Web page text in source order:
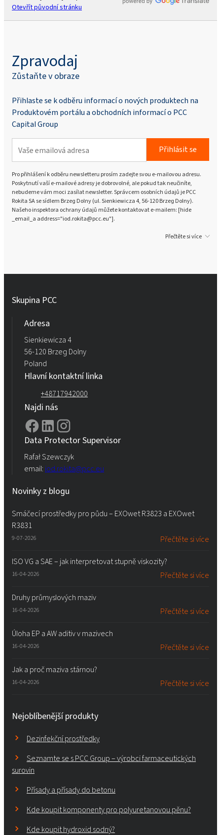
Otevřít původní stránku
Zpravodaj
Zůstaňte v obraze
Přihlaste se k odběru informací o nových produktech na
Produktovém portálu a obchodních informací o PCC
Capital Group
Přihlásit se
Pro přihlášení k odběru newsletteru prosím zadejte svou e-mailovou adresu.
Poskytnutí vaší e-mailové adresy je dobrovolné, ale pokud tak neučiníte,
nebudeme vám moci zasílat newsletter. Správcem osobních údajů je PCC
Rokita SA se sídlem Brzeg Dolny (ul. Sienkiewicza 4, 56-120 Brzeg Dolny).
Našeho inspektora ochrany údajů můžete kontaktovat e-mailem: [hide
_email_a address="iod.rokita@pcc.eu"].
Přečtěte si více
Skupina PCC
Adresa
Sienkiewicza 4
56-120 Brzeg Dolny
Poland
Hlavní kontaktní linka
+48717942000
Najdi nás
Data Protector Supervisor
Rafał Szewczyk
email: iod.rokita@pcc.eu
Novinky z blogu
Smáčecí prostředky pro půdu – EXOwet R3823 a EXOwet
R3831
9-07-2026 Přečtěte si více
ISO VG a SAE – jak interpretovat stupně viskozity?
16-04-2026 Přečtěte si více
Druhy průmyslových maziv
16-04-2026 Přečtěte si více
Úloha EP a AW aditiv v mazivech
16-04-2026 Přečtěte si více
Jak a proč maziva stárnou?
16-04-2026 Přečtěte si více
Nejoblíbenější produkty
Dezinfekční prostředky
Seznamte se s PCC Group – výrobci farmaceutických
surovin
Přísady a přísady do betonu
Kde koupit komponenty pro polyuretanovou pěnu?
Kde koupit hydroxid sodný?